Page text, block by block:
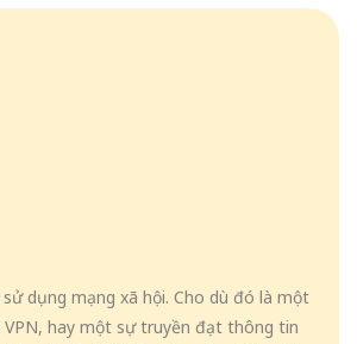
dụng mạng xã hội. Cho dù đó là một
VPN, hay một sự truyền đạt thông tin